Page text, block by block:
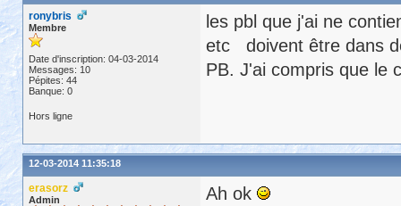
ronybris
Membre
Date d'inscription: 04-03-2014
Messages: 10
Pépites: 44
Banque: 0
les pbl que j'ai ne
etc doivent être dans
PB. J'ai compris que le
Hors ligne
12-03-2014 11:35:18
erasorz
Admin
Ah ok